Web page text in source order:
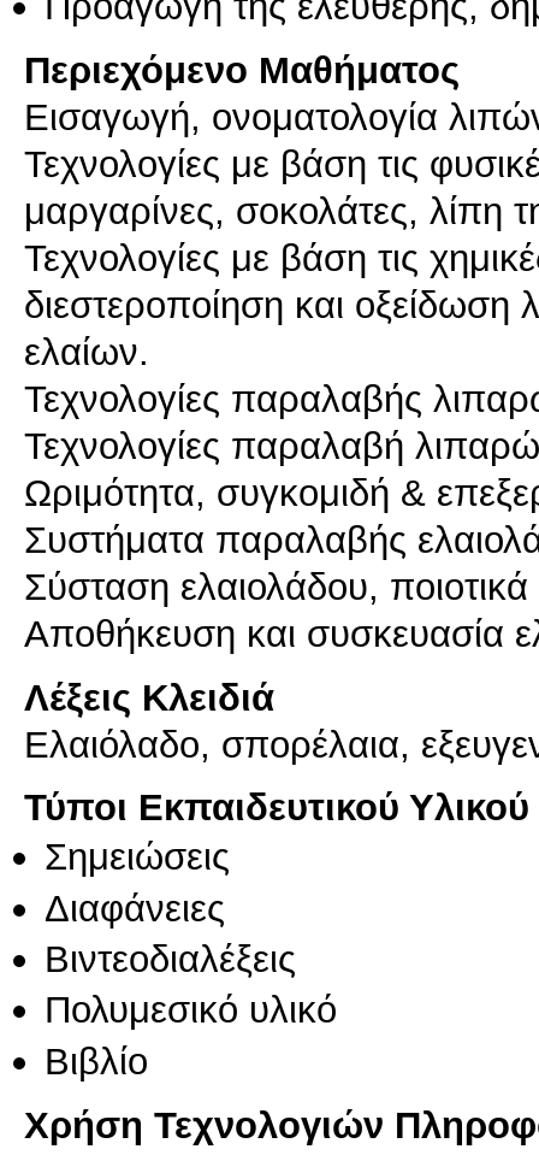
Περιεχόμενο Μαθήματος
Εισαγωγή, ονοματολογία
Τεχνολογίες με βάση τις
μαργαρίνες, σοκολάτες, λίπη
Τεχνολογίες με βάση τις
διεστεροποίηση και
ελαίων.
Τεχνολογίες παραλαβής
Τεχνολογίες παραλαβή
Ωριμότητα, συγκομιδή &
Συστήματα παραλαβής
Σύσταση ελαιολάδου, ποιοτικά
Αποθήκευση και συσκευασία
Λέξεις Κλειδιά
Ελαιόλαδο, σπορέλαια,
Τύποι Εκπαιδευτικού Υλικού
Σημειώσεις
Διαφάνειες
Βιντεοδιαλέξεις
Πολυμεσικό υλικό
Βιβλίο
Χρήση Τεχνολογιών